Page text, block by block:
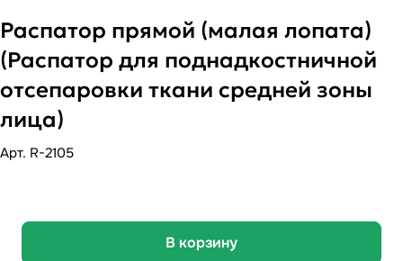
Распатор прямой (малая лопата)
(Распатор для поднадкостничной
отсепаровки ткани средней зоны
лица)
Арт. R-2105
В корзину